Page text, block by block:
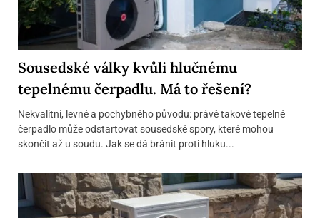
Sousedské války kvůli hlučnému
tepelnému čerpadlu. Má to řešení?
Nekvalitní, levné a pochybného původu: právě takové tepelné
čerpadlo může odstartovat sousedské spory, které mohou
skončit až u soudu. Jak se dá bránit proti hluku...